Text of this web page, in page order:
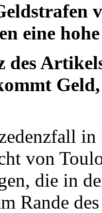
eine
des
von
die in
Rande